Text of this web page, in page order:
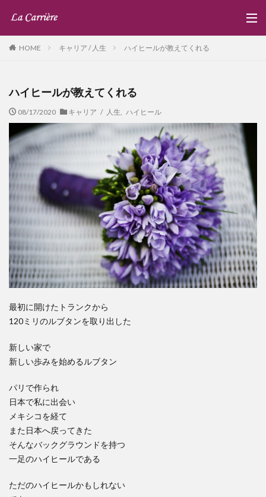
HOME キャリア / 人生 ハイヒールが教えてくれる
ハイヒールが教えてくれる
08/17/2020 キャリア / 人生 ハイヒール
最初に開けたトランクから
120ミリのルブタンを取り出した
新しい家で
新しい歩みを始めるルブタン
パリで作られ
日本で私に出会い
メキシコを経て
また日本へ戻ってきた
そんなバックグラウンドを持つ
一足のハイヒールである
ただのハイヒールかもしれない